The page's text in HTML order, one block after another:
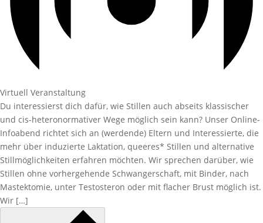
Virtuell Veranstaltung
Du interessierst dich dafür, wie Stillen auch abseits klassischer
und cis-heteronormativer Wege möglich sein kann? Unser Online-
Infoabend richtet sich an (werdende) Eltern und Interessierte, die
mehr über induzierte Laktation, queeres* Stillen und alternative
Stillmöglichkeiten erfahren möchten. Wir sprechen darüber, wie
Stillen ohne vorhergehende Schwangerschaft, mit Binder, nach
Mastektomie, unter Testosteron oder mit flacher Brust möglich ist.
Wir […]